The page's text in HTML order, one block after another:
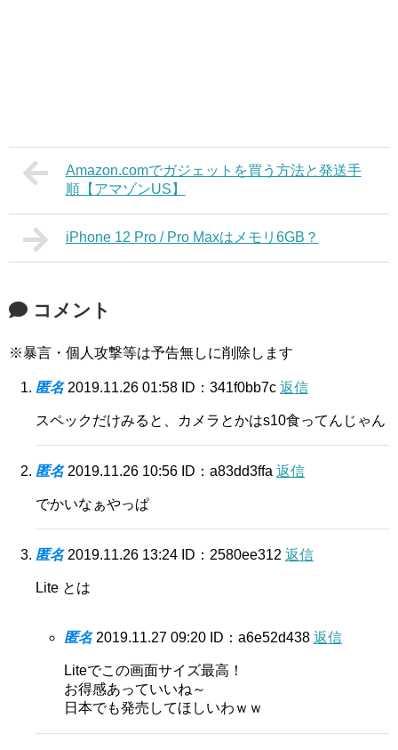
Amazon.comでガジェットを買う方法と発送手
順【アマゾンUS】
iPhone 12 Pro / Pro Maxはメモリ6GB？
コメント
※暴言・個人攻撃等は予告無しに削除します
匿名 2019.11.26 01:58 ID：341f0bb7c 返信
スペックだけみると、カメラとかはs10食ってんじゃん
匿名 2019.11.26 10:56 ID：a83dd3ffa 返信
でかいなぁやっぱ
匿名 2019.11.26 13:24 ID：2580ee312 返信
Lite とは
匿名 2019.11.27 09:20 ID：a6e52d438 返信
Liteでこの画面サイズ最高！
お得感あっていいね～
日本でも発売してほしいわｗｗ